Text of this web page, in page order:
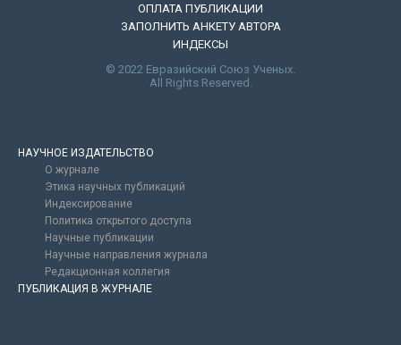
ОПЛАТА ПУБЛИКАЦИИ
ЗАПОЛНИТЬ АНКЕТУ АВТОРА
ИНДЕКСЫ
© 2022 Евразийский Союз Ученых.
All Rights Reserved.
НАУЧНОЕ ИЗДАТЕЛЬСТВО
О журнале
Этика научных публикаций
Индексирование
Политика открытого доступа
Научные публикации
Научные направления журнала
Редакционная коллегия
ПУБЛИКАЦИЯ В ЖУРНАЛЕ